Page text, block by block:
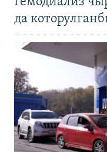
да